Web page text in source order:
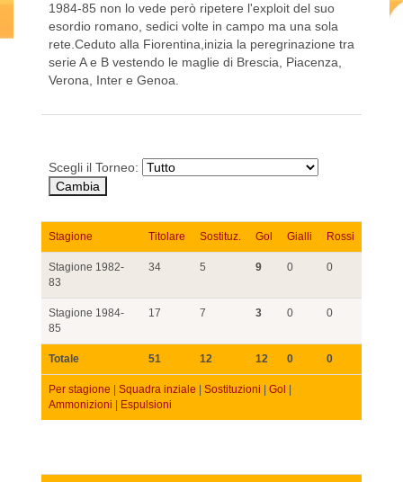
1984-85 non lo vede però ripetere l'exploit del suo
esordio romano, sedici volte in campo ma una sola
rete.Ceduto alla Fiorentina,inizia la peregrinazione tra
serie A e B vestendo le maglie di Brescia, Piacenza,
Verona, Inter e Genoa.
Scegli il Torneo:
Stagione Titolare Sostituz. Gol Gialli Rossi
Stagione 1982-
83
34 5 9 0 0
Stagione 1984-
85
17 7 3 0 0
Totale 51 12 12 0 0
Per stagione Squadra inziale Sostituzioni Gol
Ammonizioni
Espulsioni